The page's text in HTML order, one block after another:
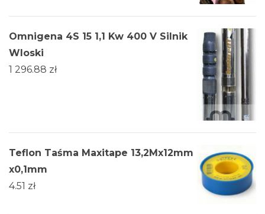
Omnigena 4S 15 1,1 Kw 400 V Silnik
Wloski
1 296.88 zł
Teflon Taśma Maxitape 13,2Mx12mm
x0,1mm
4.51 zł